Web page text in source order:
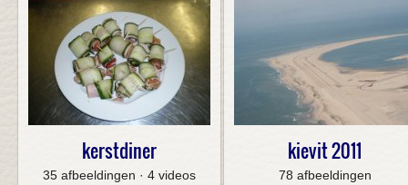
kerstdiner
35 afbeeldingen · 4 videos
kievit 2011
78 afbeeldingen